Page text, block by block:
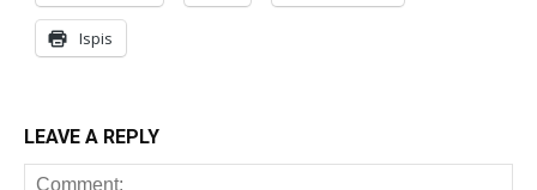
Ispis
LEAVE A REPLY